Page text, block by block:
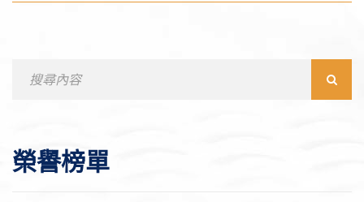
榮譽榜單